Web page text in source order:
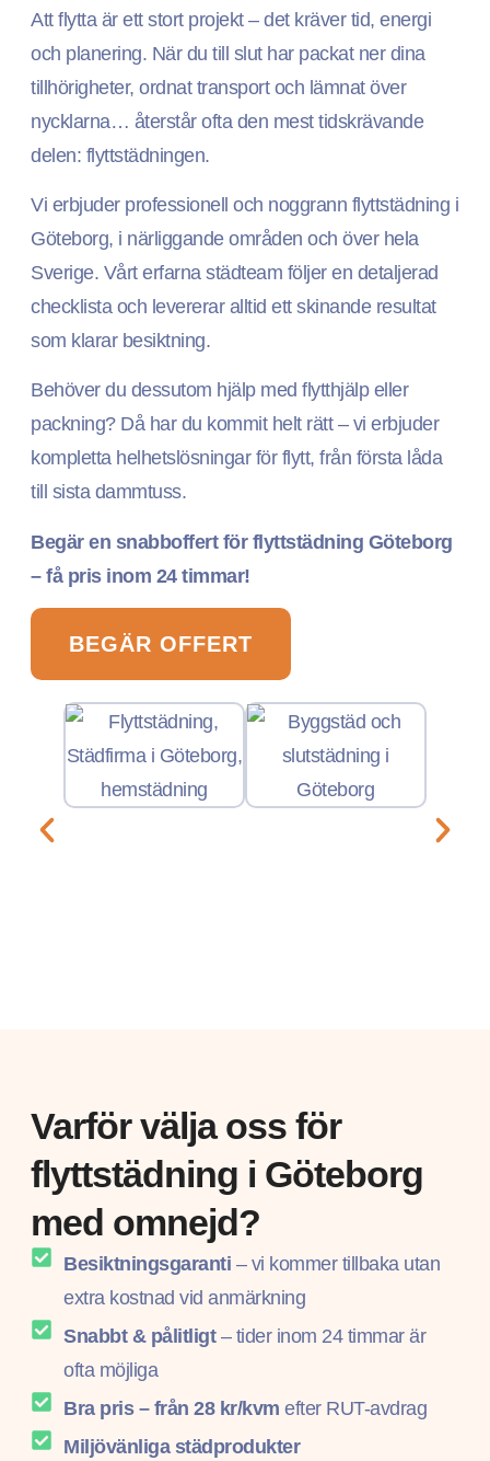
Att flytta är ett stort projekt – det kräver tid, energi
och planering. När du till slut har packat ner dina
tillhörigheter, ordnat transport och lämnat över
nycklarna… återstår ofta den mest tidskrävande
delen: flyttstädningen.
Vi erbjuder professionell och noggrann flyttstädning i
Göteborg, i närliggande områden och över hela
Sverige. Vårt erfarna städteam följer en detaljerad
checklista och levererar alltid ett skinande resultat
som klarar besiktning.
Behöver du dessutom hjälp med flytthjälp eller
packning? Då har du kommit helt rätt – vi erbjuder
kompletta helhetslösningar för flytt, från första låda
till sista dammtuss.
Begär en snabboffert för flyttstädning Göteborg
– få pris inom 24 timmar!
BEGÄR OFFERT
Varför välja oss för
flyttstädning i Göteborg
med omnejd?​
Besiktningsgaranti – vi kommer tillbaka utan
extra kostnad vid anmärkning
Snabbt & pålitligt– tider inom 24 timmar är
ofta möjliga
Bra pris – från 28 kr/kvm efter RUT-avdrag
Miljövänliga städprodukter